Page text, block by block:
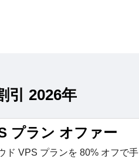
引 2026年
プラン オファー
ド VPS プランを 80% オフで手